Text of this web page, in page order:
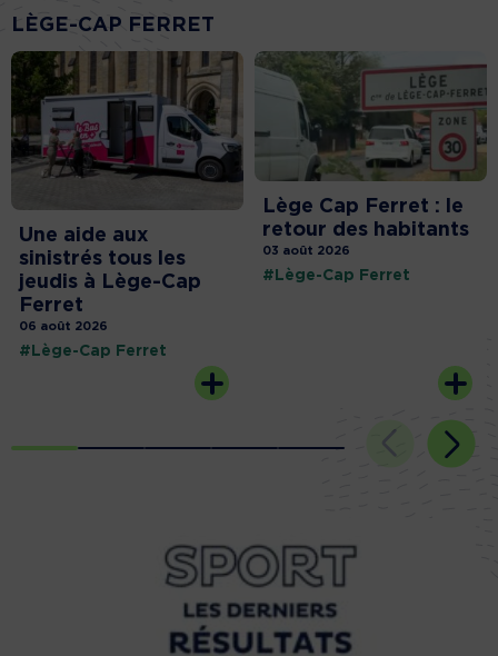
LÈGE-CAP FERRET
Une aide aux
sinistrés tous les
jeudis à Lège-Cap
Ferret
06 août 2026
#Lège-Cap Ferret
Lège Cap Ferret : le
retour des habitants
03 août 2026
#Lège-Cap Ferret